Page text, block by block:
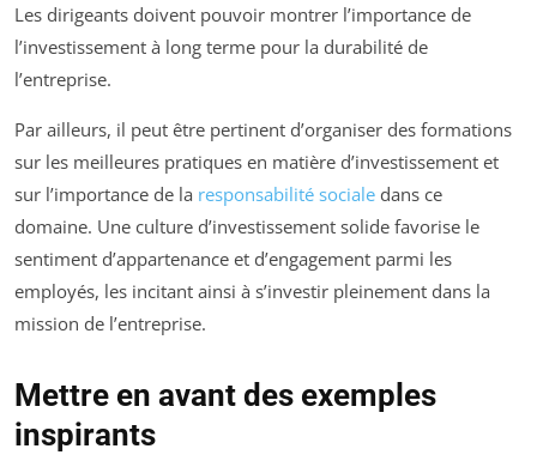
Les dirigeants doivent pouvoir montrer l’importance de
l’investissement à long terme pour la durabilité de
l’entreprise.
Par ailleurs, il peut être pertinent d’organiser des formations
sur les meilleures pratiques en matière d’investissement et
sur l’importance de la responsabilité sociale dans ce
domaine. Une culture d’investissement solide favorise le
sentiment d’appartenance et d’engagement parmi les
employés, les incitant ainsi à s’investir pleinement dans la
mission de l’entreprise.
Mettre en avant des exemples
inspirants